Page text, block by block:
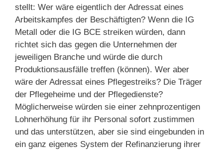
stellt: Wer wäre eigentlich der Adressat eines
Arbeitskampfes der Beschäftigten? Wenn die IG
Metall oder die IG BCE streiken würden, dann
richtet sich das gegen die Unternehmen der
jeweiligen Branche und würde die durch
Produktionsausfälle treffen (können). Wer aber
wäre der Adressat eines Pflegestreiks? Die Träger
der Pflegeheime und der Pflegedienste?
Möglicherweise würden sie einer zehnprozentigen
Lohnerhöhung für ihr Personal sofort zustimmen
und das unterstützen, aber sie sind eingebunden in
ein ganz eigenes System der Refinanzierung ihrer